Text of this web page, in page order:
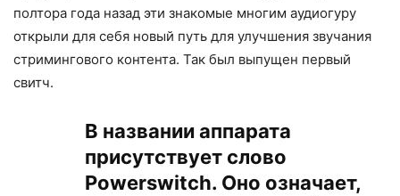
полтора года назад эти знакомые многим аудиогуру
открыли для себя новый путь для улучшения звучания
стримингового контента. Так был выпущен первый
свитч.
В названии аппарата
присутствует слово
Powerswitch. Оно означает,